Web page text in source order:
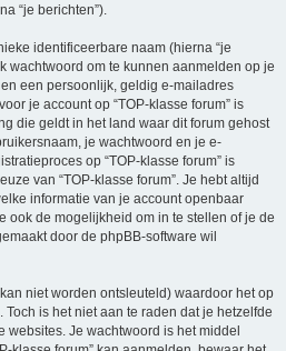
“je berichten”).
identificeerbare naam (hierna “je
wachtwoord om te kunnen aanmelden op je
een persoonlijk, geldig e-mailadres
je account op “TOP-klasse forum” is
die geldt in het land waar dit forum gehost
je wachtwoord en je e-
op “TOP-klasse forum” is
van “TOP-klasse forum”. Je hebt altijd
informatie van je account openbaar
ook de mogelijkheid om in te stellen of je de
door de phpBB-software wil
niet worden ontsleuteld) waardoor het op
is het niet aan te raden dat je hetzelfde
Je wachtwoord is het middel